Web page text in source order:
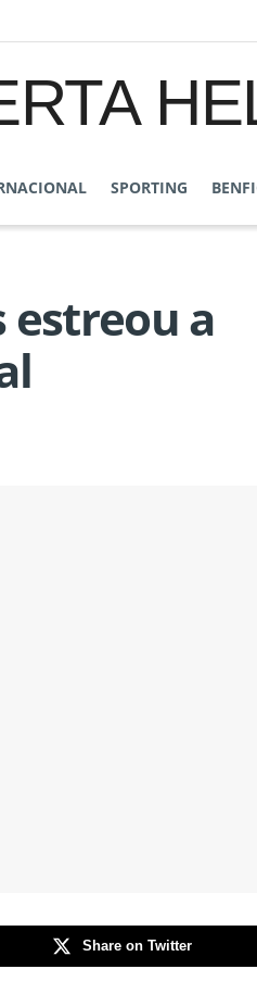
SPORTING
estreou a
Share on Twitter